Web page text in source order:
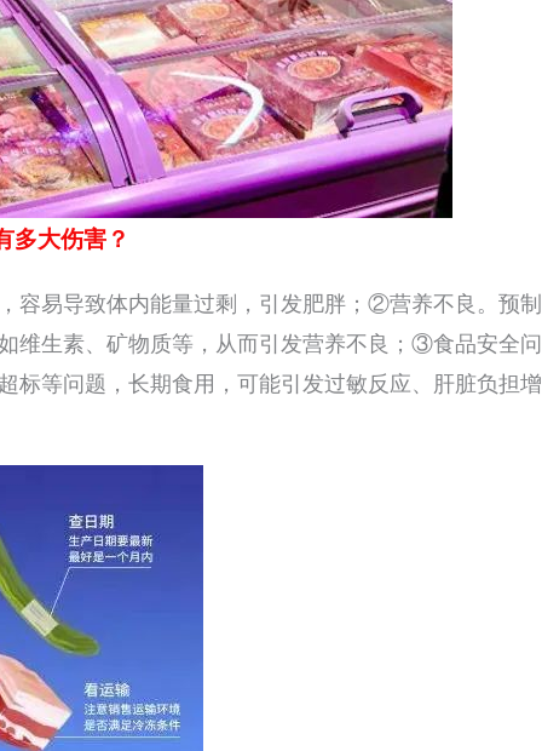
多大伤害？
容易导致体内能量过剩，引发肥胖；②营养不良。预制
维生素、矿物质等，从而引发营养不良；③食品安全问
标等问题，长期食用，可能引发过敏反应、肝脏负担增